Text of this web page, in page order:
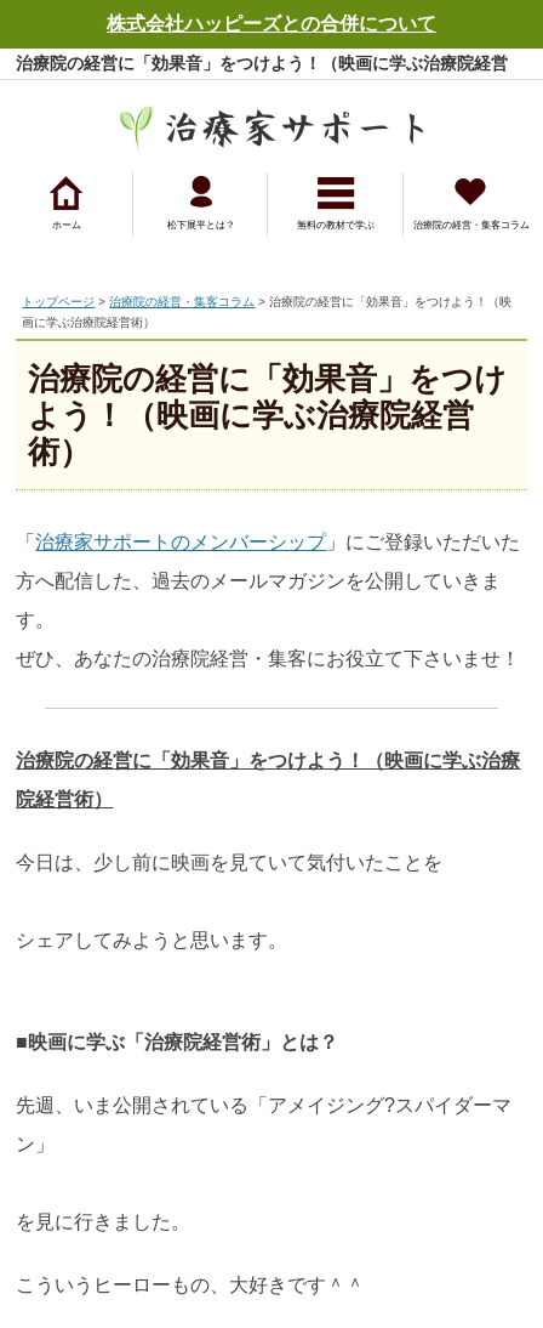
治療院の経営に「効果音」をつけよう！（映画に学ぶ治療院経営
ホーム 松下展平とは？ 無料の教材で学ぶ 治療院の経営・集客コラム
トップページ >治療院の経営・集客コラム > 治療院の経営に「効果音」をつけよう！（映
画に学ぶ治療院経営術）
治療院の経営に「効果音」をつけ
よう！（映画に学ぶ治療院経営
術）
「治療家サポートのメンバーシップ」にご登録いただいた
方へ配信した、過去のメールマガジンを公開していきま
す。
ぜひ、あなたの治療院経営・集客にお役立て下さいませ！
治療院の経営に「効果音」をつけよう！（映画に学ぶ治療
院経営術）
今日は、少し前に映画を見ていて気付いたことを
シェアしてみようと思います。
■映画に学ぶ「治療院経営術」とは？
先週、いま公開されている「アメイジング?スパイダーマ
ン」
を見に行きました。
こういうヒーローもの、大好きです＾＾
株式会社ハッピーズとの合併について